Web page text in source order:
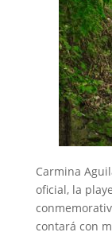
Carmina
oficial, la
contará con